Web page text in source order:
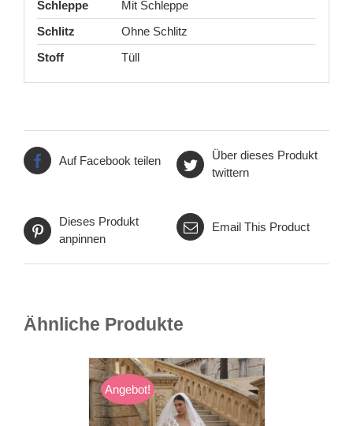
Schleppe
Mit Schleppe
Schlitz
Ohne Schlitz
Stoff
Tüll
Auf Facebook teilen
Über dieses Produkt
twittern
Dieses Produkt
anpinnen
Email This Product
Ähnliche Produkte
Angebot!